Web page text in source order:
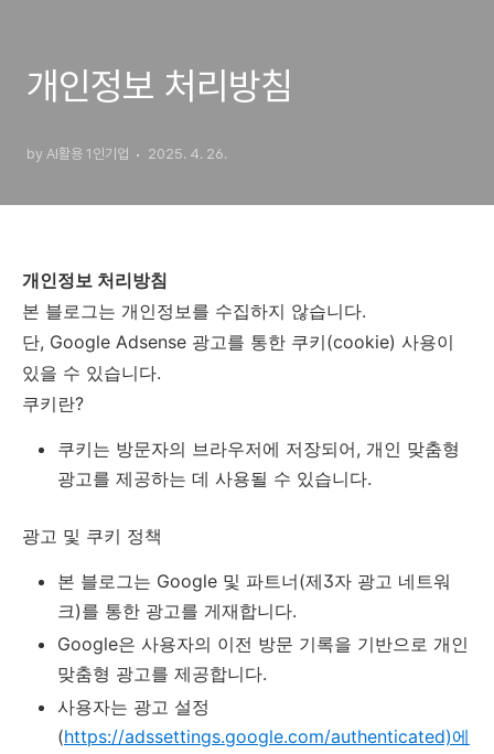
개인정보 처리방침
by AI활용 1인기업 2025. 4. 26.
개인정보 처리방침
본 블로그는 개인정보를 수집하지 않습니다.
단, Google Adsense 광고를 통한 쿠키(cookie) 사용이
있을 수 있습니다.
쿠키란?
쿠키는 방문자의 브라우저에 저장되어, 개인 맞춤형
광고를 제공하는 데 사용될 수 있습니다.
광고 및 쿠키 정책
본 블로그는 Google 및 파트너(제3자 광고 네트워
크)를 통한 광고를 게재합니다.
Google은 사용자의 이전 방문 기록을 기반으로 개인
맞춤형 광고를 제공합니다.
사용자는 광고 설정
(https://adssettings.google.com/authenticated)에